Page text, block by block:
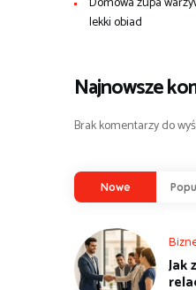
lekki obiad
Najnowsze
Brak komentarzy do
Nowe
Jak